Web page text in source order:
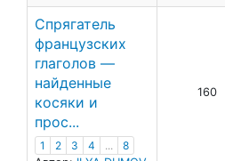
Спрягатель
французских
глаголов —
найденные
косяки и
прос...
1 2 3 4 ...
8
160